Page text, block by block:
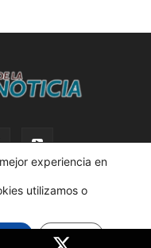
derechos reservados. |
por AdBox
experiencia en
utilizamos o
Ajustes